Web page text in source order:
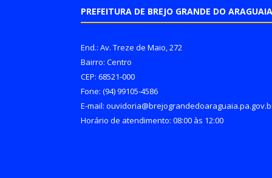
PREFEITURA DE BREJO GRANDE DO ARAGUAIA
End.: Av. Treze de Maio, 272
Bairro: Centro
CEP: 68521-000
Fone: (94) 99105-4586
E-mail:
Horário de atendimento: 08:00 às 12:00